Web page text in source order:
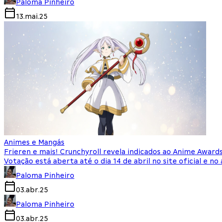
Paloma Pinheiro
13.mai.25
Animes e Mangás
Frieren e mais! Crunchyroll revela indicados ao Anime
Votação está aberta até o dia 14 de abril no site oficial e no
Paloma Pinheiro
03.abr.25
Paloma Pinheiro
03.abr.25